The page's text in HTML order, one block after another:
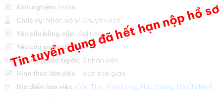
Kinh nghiệm: 1 năm
Chức vụ: Nhân viên/ Chuyên viên
Yêu cầu bằng cấp: Đại học
Yêu cầu giới tính:Nam
Số lượng cần tuyển: 2 nhân viên
Hình thức làm việc: Toàn thời gian
Địa điểm làm việc: Cần Thơ Vĩnh Long Hậu Giang Hồ Chí Minh
Tin tuyển dụng đã hết hạn nộp hồ sơ